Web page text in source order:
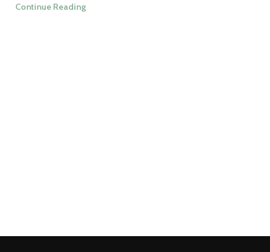
Continue Reading